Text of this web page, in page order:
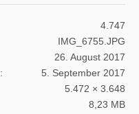
4.747
IMG_6755.JPG
26. August 2017
5. September 2017
5.472 × 3.648
8,23 MB